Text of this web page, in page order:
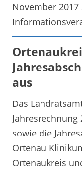
November 2017
aus
Das
Jahresrechnung
sowie die
Ortenau
Ortenaukreis